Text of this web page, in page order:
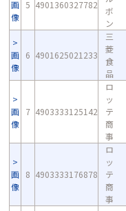
画
像
5 4901360327782
ボ
ン
画
像
6 4901625021233
三
菱
食
品
画
像
7 4903333125142
ロ
ッ
テ
商
事
画
像
8 4903333176878
ロ
ッ
テ
商
事